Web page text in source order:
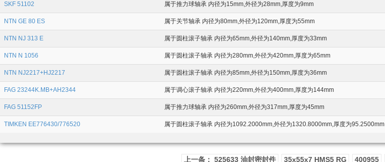
SKF 51102 属于推力球轴承 内径为15mm,外径为28mm,厚度为9mm
NTN GE 80 ES 属于关节轴承 内径为80mm,外径为120mm,厚度为55mm
NTN NJ 313 E 属于圆柱滚子轴承 内径为65mm,外径为140mm,厚度为33mm
NTN N 1056 属于圆柱滚子轴承 内径为280mm,外径为420mm,厚度为65mm
NTN NJ2217+HJ2217 属于圆柱滚子轴承 内径为85mm,外径为150mm,厚度为36mm
FAG 23244K.MB+AH2344 属于调心滚子轴承 内径为220mm,外径为400mm,厚度为144mm
FAG 51152FP 属于推力球轴承 内径为260mm,外径为317mm,厚度为45mm
TIMKEN EE776430/776520 属于圆柱滚子轴承 内径为1092.2000mm,外径为1320.8000mm,厚度为95.2500mm
上一条： 525633 油封密封件 35x55x7 HMS5 RG 400955